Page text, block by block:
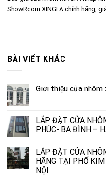
ShowRoom XINGFA chính hãng,
BÀI VIẾT KHÁC
Giới thiệu cửa nhôm
LẮP ĐẶT CỬA
PHÚC- BA ĐÌNH –
LẮP ĐẶT CỬA
HÃNG TẠI PHỐ
NỘI